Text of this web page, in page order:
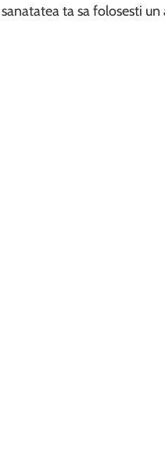
ta sa folosesti